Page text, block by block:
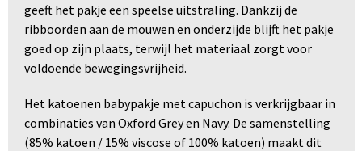
geeft het pakje een speelse uitstraling. Dankzij de
ribboorden aan de mouwen en onderzijde blijft het pakje
goed op zijn plaats, terwijl het materiaal zorgt voor
voldoende bewegingsvrijheid.
Het katoenen babypakje met capuchon is verkrijgbaar in
combinaties van Oxford Grey en Navy. De samenstelling
(85% katoen / 15% viscose of 100% katoen) maakt dit